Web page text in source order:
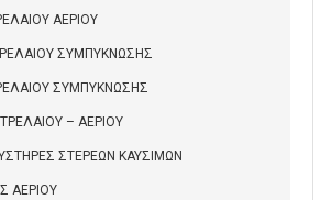
ΑΕΡΙΟΥ
ΣΥΜΠΥΚΝΩΣΗΣ
ΣΥΜΠΥΚΝΩΣΗΣ
– ΑΕΡΙΟΥ
ΣΤΕΡΕΩΝ ΚΑΥΣΙΜΩΝ
ΑΕΡΙΟΥ